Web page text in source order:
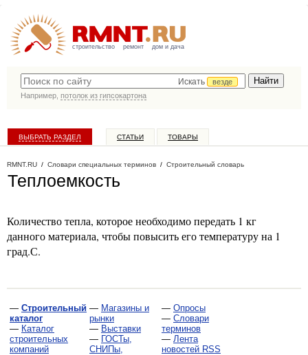
строительство ремонт дом и дача
Искать
везде
Например, потолок из гипсокартона
ВЫБРАТЬ РАЗДЕЛ СТАТЬИ ТОВАРЫ
RMNT.RU / Словари специальных терминов / Строительный словарь
Теплоемкость
Количество тепла, которое необходимо передать 1 кг
данного материала, чтобы повысить его температуру на 1
град.С.
— Строительный
каталог
— Каталог
строительных
компаний
— Магазины и
рынки
— Выставки
— ГОСТы,
СНИПы,
— Опросы
— Словари
терминов
— Лента
новостей RSS